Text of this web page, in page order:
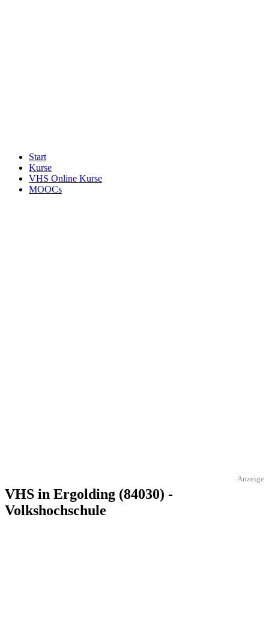
Start
Kurse
VHS Online Kurse
MOOCs
Anzeige
VHS in Ergolding (84030) -
Volkshochschule